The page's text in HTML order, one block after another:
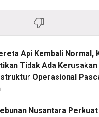
Api Kembali Normal,
Tidak Ada
Operasional
Nusantara